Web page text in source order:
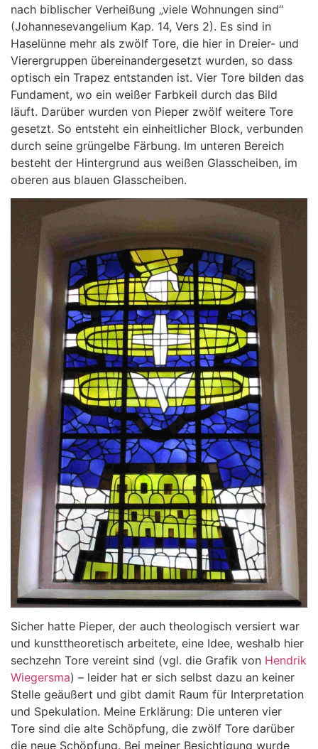
nach biblischer Verheißung „viele Wohnungen sind“
(Johannesevangelium Kap. 14, Vers 2). Es sind in
Haselünne mehr als zwölf Tore, die hier in Dreier- und
Vierergruppen übereinandergesetzt wurden, so dass
optisch ein Trapez entstanden ist. Vier Tore bilden das
Fundament, wo ein weißer Farbkeil durch das Bild
läuft. Darüber wurden von Pieper zwölf weitere Tore
gesetzt. So entsteht ein einheitlicher Block, verbunden
durch seine grüngelbe Färbung. Im unteren Bereich
besteht der Hintergrund aus weißen Glasscheiben, im
oberen aus blauen Glasscheiben.
Sicher hatte Pieper, der auch theologisch versiert war
und kunsttheoretisch arbeitete, eine Idee, weshalb hier
sechzehn Tore vereint sind (vgl. die Grafik von Hendrik
Wiegersma) – leider hat er sich selbst dazu an keiner
Stelle geäußert und gibt damit Raum für Interpretation
und Spekulation. Meine Erklärung: Die unteren vier
Tore sind die alte Schöpfung, die zwölf Tore darüber
die neue Schöpfung. Bei meiner Besichtigung wurde